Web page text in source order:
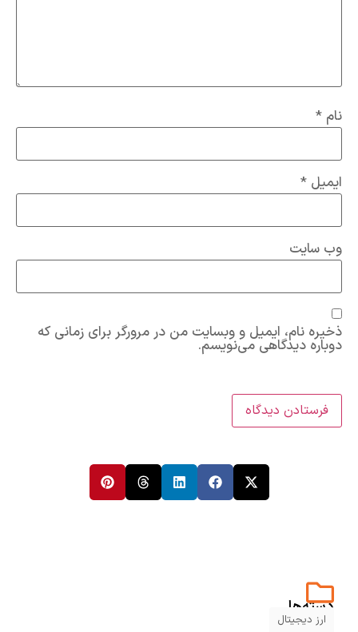
نام *
ایمیل *
وب‌ سایت
ذخیره نام، ایمیل و وبسایت من در مرورگر برای زمانی که
دوباره دیدگاهی می‌نویسم.
دسته‌ها
ارز دیجیتال